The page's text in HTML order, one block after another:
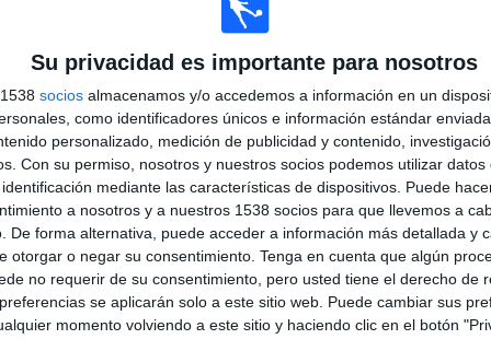
Su privacidad es importante para nosotros
socios almacenamos y/o accedemos a información en un
como identificadores únicos e información estándar
personalizado, medición de publicidad y contenido,
Con su permiso, nosotros y nuestros socios podemos utilizar datos
mediante las características de dispositivos. Puede
a nosotros y a nuestros 1538 socios para que llevemos a
De forma alternativa, puede acceder a información más detallada y
otorgar o negar su consentimiento. Tenga en cuenta que algún
no requerir de su consentimiento, pero usted tiene el derecho de
se aplicarán solo a este sitio web. Puede cambiar sus
momento volviendo a este sitio y haciendo clic en el botón
CONSECUTIVOS
7
RIVALES
1
VS Boca
Juniors
1
COMPETICIONES
RANKING POR COMPETICIONES
Torneo Proyección 7 (100%)
Ver ranking completo